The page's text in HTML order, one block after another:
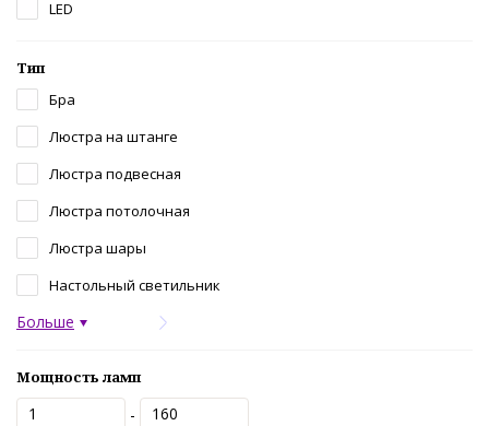
LED
Тип
Бра
Люстра на штанге
Люстра подвесная
Люстра потолочная
Люстра шары
Настольный светильник
Больше
Мощность ламп
-